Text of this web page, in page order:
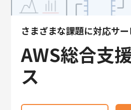
さまざまな課題に対応サ
AWS総合支
ス